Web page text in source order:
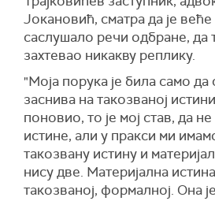
Јокановић, сматра да је
саслушало речи одбране, да
захтевао никакву реплику.
"Моја порука је била само да
заснива на такозваној
поновио, то је мој став, да
истине, али у пракси ми
такозвану истину и
нису две. Материјална
такозваној, формалној. Она